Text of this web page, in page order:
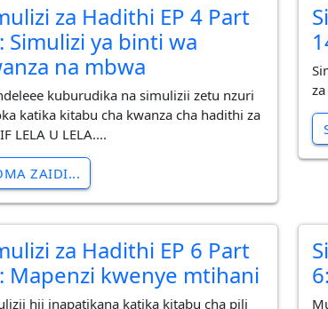
za Hadithi EP 4 Part
Simulizi ya binti wa
na mbwa
kuburudika na simulizii zetu nzuri
katika kitabu cha kwanza cha hadithi za
LELA U LELA....
ZAIDI...
za Hadithi EP 6 Part
Mapenzi kwenye mtihani
hii inapatikana katika kitabu cha pili